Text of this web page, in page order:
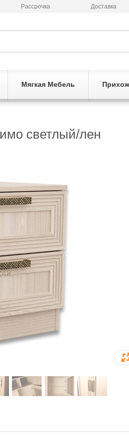
Рассрочка Доставка
Мягкая Мебель
светлый/лен